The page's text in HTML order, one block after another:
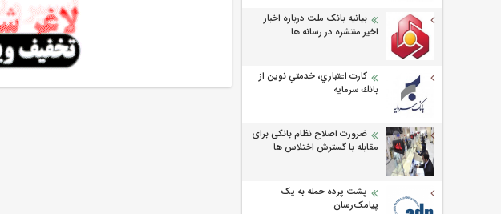
بیانیه بانک ملت درباره اخبار
اخیر منتشره در رسانه ها
كارت اعتباري، خدمتي نوين از
بانك سرمايه
ضرورت اصلاح نظام بانکی برای
مقابله با گسترش اختلاس ها
پشت پرده حمله به یک
پیامک‌رسان